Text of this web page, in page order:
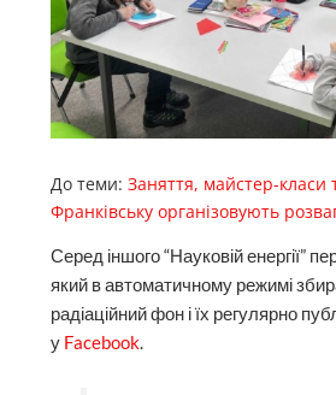
До теми:Заняття, майстер-класи
Франківську організовують
Серед іншого “Науковій енергії”
який в автоматичному режимі
радіаційний фон і їх регулярно
у Facebook.